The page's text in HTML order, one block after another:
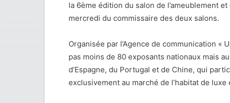
la 6ème édition du salon de l’ameublement
mercredi du commissaire des deux salons.
Organisée par l’Agence de communication
pas moins de 80 exposants nationaux mais
d’Espagne, du Portugal et de Chine, qui
exclusivement au marché de l’habitat de